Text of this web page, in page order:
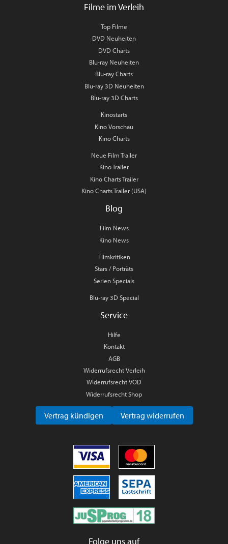
Filme im Verleih
Top Filme
DVD Neuheiten
DVD Charts
Blu-ray Neuheiten
Blu-ray Charts
Blu-ray 3D Neuheiten
Blu-ray 3D Charts
Kinostarts
Kino Vorschau
Kino Charts
Neue Film Trailer
Kino Trailer
Kino Charts Trailer
Kino Charts Trailer (USA)
Blog
Film News
Kino News
Filmkritiken
Stars / Porträts
Serien Specials
Blu-ray 3D Special
Service
Hilfe
Kontakt
AGB
Widerrufsrecht Verleih
Widerrufsrecht VOD
Widerrufsrecht Shop
Vertrag kündigen Vertrag widerrufen
Folge uns auf